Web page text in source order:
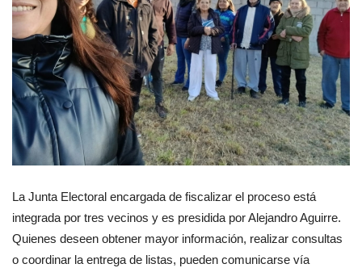
La Junta Electoral encargada de fiscalizar el proceso está
integrada por tres vecinos y es presidida por Alejandro Aguirre.
Quienes deseen obtener mayor información, realizar consultas
o coordinar la entrega de listas, pueden comunicarse vía